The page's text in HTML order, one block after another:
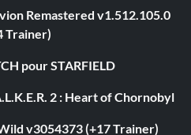
Remastered v1.512.105.0
Trainer)
pour STARFIELD
2 : Heart of Chornobyl
v3054373 (+17 Trainer)